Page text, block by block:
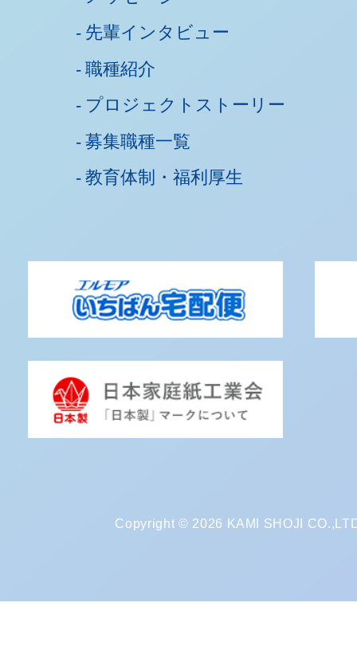
先輩インタビュー
職種紹介
プロジェクトストーリー
募集職種一覧
教育体制・福利厚生
Copyright © 2026 KAMI SHOJI